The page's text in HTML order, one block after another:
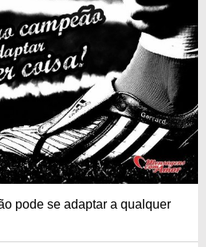
pode se adaptar a qualquer